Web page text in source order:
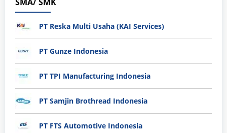
SMA/ SMK
PT Reska Multi Usaha (KAI Services)
PT Gunze Indonesia
PT TPI Manufacturing Indonesia
PT Samjin Brothread Indonesia
PT FTS Automotive Indonesia